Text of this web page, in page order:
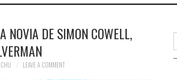
NOVIA DE SIMON COWELL,
LEAVE A COMMENT